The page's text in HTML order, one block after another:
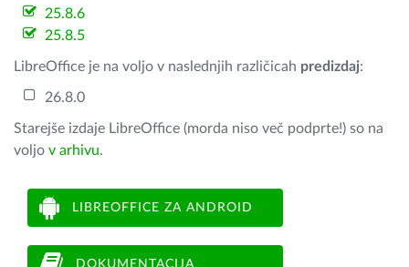
25.8.6
25.8.5
LibreOffice je na voljo v naslednjih različicah predizdaj:
26.8.0
Starejše izdaje LibreOffice (morda niso več podprte!) so na
voljo v arhivu.
LIBREOFFICE ZA ANDROID
DOKUMENTACIJA